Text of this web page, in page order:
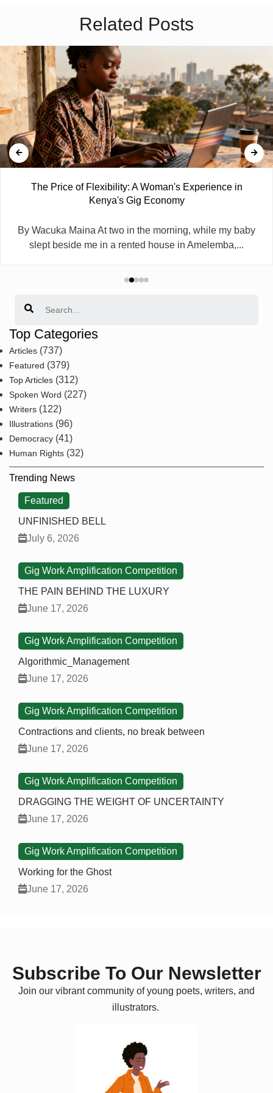
Related Posts
The Price of Flexibility: A Woman's Experience in
Kenya's Gig Economy
By Wacuka Maina At two in the morning, while my baby
slept beside me in a rented house in Amelemba,...
Top Categories
Articles (737)
Featured (379)
Top Articles (312)
Spoken Word (227)
Writers (122)
Illustrations (96)
Democracy (41)
Human Rights (32)
Trending News
Featured
UNFINISHED BELL
July 6, 2026
Gig Work Amplification Competition
THE PAIN BEHIND THE LUXURY
June 17, 2026
Gig Work Amplification Competition
Algorithmic_Management
June 17, 2026
Gig Work Amplification Competition
Contractions and clients, no break between
June 17, 2026
Gig Work Amplification Competition
DRAGGING THE WEIGHT OF UNCERTAINTY
June 17, 2026
Gig Work Amplification Competition
Working for the Ghost
June 17, 2026
Subscribe To Our Newsletter
Join our vibrant community of young poets, writers, and
illustrators.